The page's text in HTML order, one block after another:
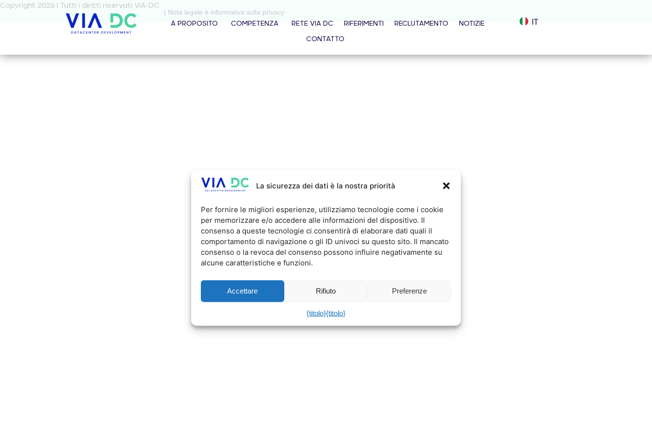
La sicurezza dei dati è la nostra priorità
Per fornire le migliori esperienze, utilizziamo tecnologie come i cookie
per memorizzare e/o accedere alle informazioni del dispositivo. Il
consenso a queste tecnologie ci consentirà di elaborare dati quali il
comportamento di navigazione o gli ID univoci su questo sito. Il mancato
consenso o la revoca del consenso possono influire negativamente su
alcune caratteristiche e funzioni.
Accettare Rifiuto Preferenze
{titolo}{titolo}
A PROPOSITO COMPETENZA RETE VIA DC RIFERIMENTI RECLUTAMENTO NOTIZIE
CONTATTO
IT
Copyright 2026 | Tutti i diritti riservati VIA-DC
| Nota legale e informativa sulla privacy